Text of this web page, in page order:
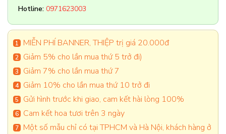
Hotline: 0971623003
MIỄN PHÍ BANNER, THIỆP trị giá 20.000đ
Giảm 5% cho lần mua thứ 5 trở đi)
Giảm 7% cho lần mua thứ 7
Giảm 10% cho lần mua thứ 10 trở đi
Gửi hình trước khi giao, cam kết hài lòng 100%
Cam kết hoa tươi trên 3 ngày
Một số mẫu chỉ có tại TPHCM và Hà Nội, khách hàng ở